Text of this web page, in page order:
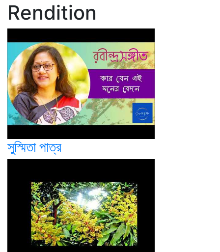
Rendition
সুস্মিতা পাত্র